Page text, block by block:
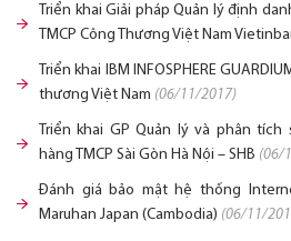
Triển khai Giải pháp Quản lý định
TMCP Công Thương Việt Nam
Triển khai IBM INFOSPHERE
thương Việt Nam (06/11/2017)
Triển khai GP Quản lý và phân
hàng TMCP Sài Gòn Hà Nội – SHB (06/
Đánh giá bảo mật hệ thống
Maruhan Japan (Cambodia) (06/11/